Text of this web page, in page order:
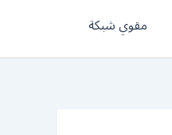
مقوي شبكة